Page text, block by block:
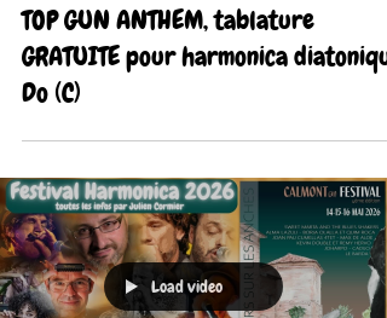
TOP GUN ANTHEM, tablature
GRATUITE pour harmonica diatonique
Do (C)
Load video